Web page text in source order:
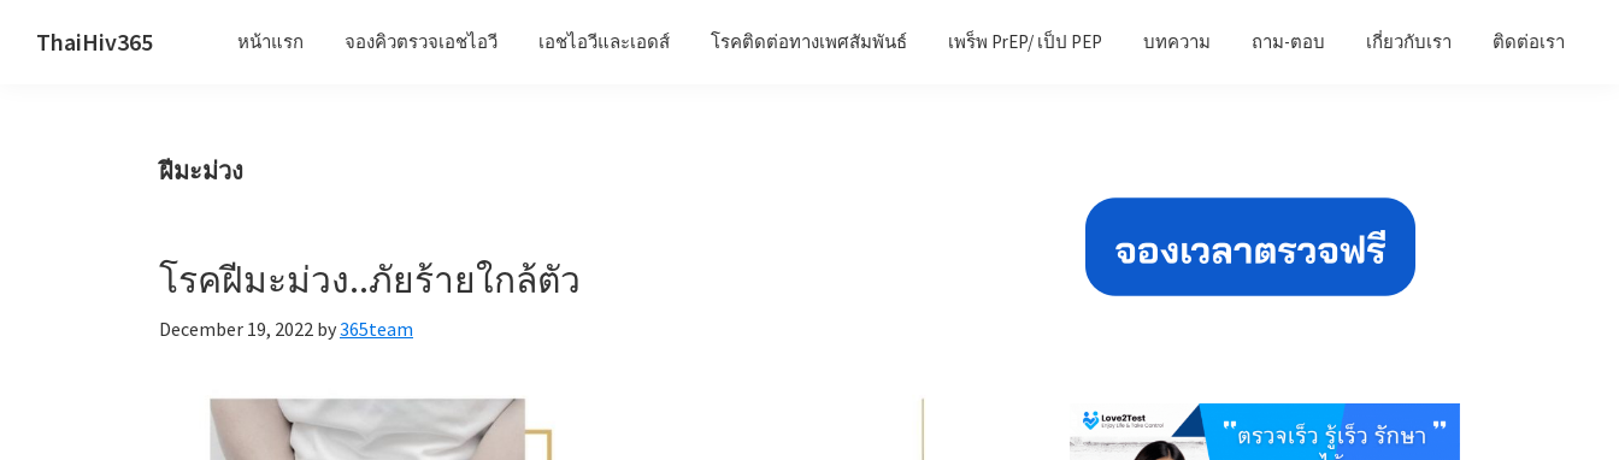
ThaiHiv365 หน้าแรก จองคิวตรวจเอชไอวี เอชไอวีและเอดส์ โรคติดต่อทางเพศสัมพันธ์ เพร็พ PrEP/ เป็ป PEP บทความ ถาม-ตอบ เกี่ยวกับเรา ติดต่อเรา
ฝีมะม่วง
โรคฝีมะม่วง..ภัยร้ายใกล้ตัว
December 19, 2022 by365team
Sidebar